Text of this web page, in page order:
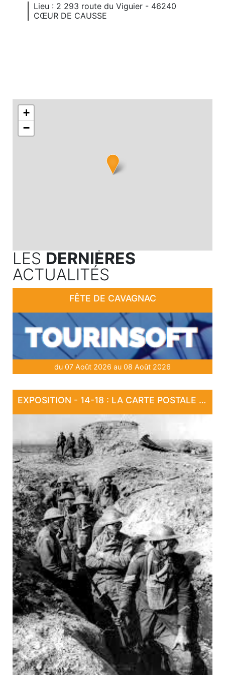
Lieu : 2 293 route du Viguier - 46240
CŒUR DE CAUSSE
+
−
LES DERNIÈRES
ACTUALITÉS
FÊTE DE CAVAGNAC
du 07 Août 2026 au 08 Août 2026
EXPOSITION - 14-18 : LA CARTE POSTALE EN GUERRE